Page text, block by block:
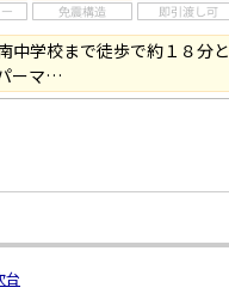
中学校まで徒歩で約１８分と
ーマ…
台